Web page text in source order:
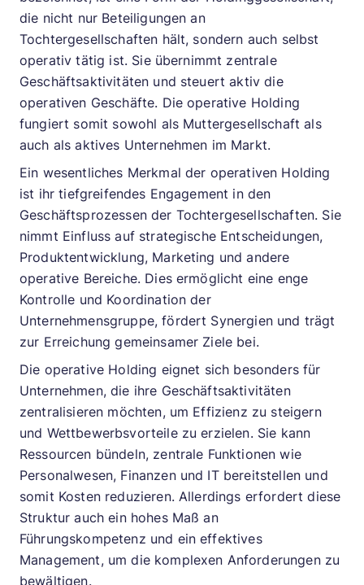
die nicht nur Beteiligungen an
Tochtergesellschaften hält, sondern auch selbst
operativ tätig ist. Sie übernimmt zentrale
Geschäftsaktivitäten und steuert aktiv die
operativen Geschäfte. Die operative Holding
fungiert somit sowohl als Muttergesellschaft als
auch als aktives Unternehmen im Markt.
Ein wesentliches Merkmal der operativen Holding
ist ihr tiefgreifendes Engagement in den
Geschäftsprozessen der Tochtergesellschaften. Sie
nimmt Einfluss auf strategische Entscheidungen,
Produktentwicklung, Marketing und andere
operative Bereiche. Dies ermöglicht eine enge
Kontrolle und Koordination der
Unternehmensgruppe, fördert Synergien und trägt
zur Erreichung gemeinsamer Ziele bei.
Die operative Holding eignet sich besonders für
Unternehmen, die ihre Geschäftsaktivitäten
zentralisieren möchten, um Effizienz zu steigern
und Wettbewerbsvorteile zu erzielen. Sie kann
Ressourcen bündeln, zentrale Funktionen wie
Personalwesen, Finanzen und IT bereitstellen und
somit Kosten reduzieren. Allerdings erfordert diese
Struktur auch ein hohes Maß an
Führungskompetenz und ein effektives
Management, um die komplexen Anforderungen zu
bewältigen.